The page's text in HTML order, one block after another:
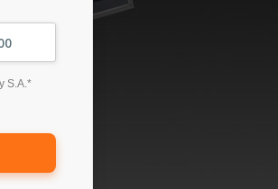
S.A.*